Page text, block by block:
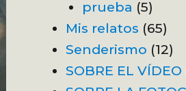
prueba (5)
Mis relatos (65)
Senderismo (12)
SOBRE EL VÍDEO